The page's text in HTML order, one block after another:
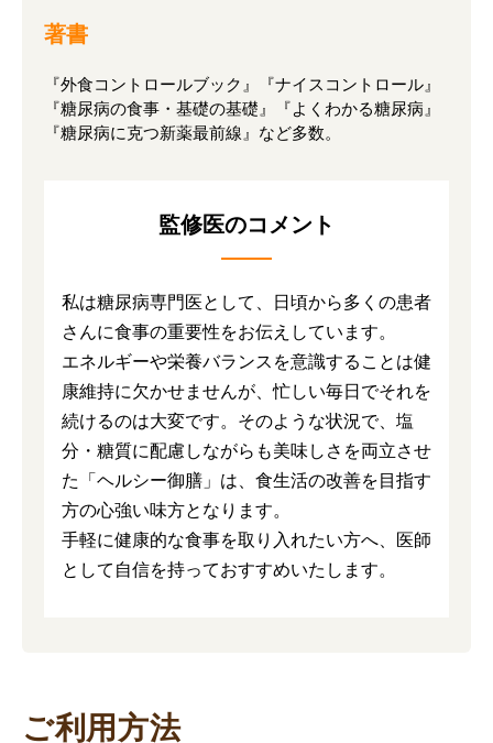
著書
『外食コントロールブック』『ナイスコントロール』
『糖尿病の食事・基礎の基礎』『よくわかる糖尿病』
『糖尿病に克つ新薬最前線』など多数。
監修医のコメント
私は糖尿病専門医として、日頃から多くの患者
さんに食事の重要性をお伝えしています。
エネルギーや栄養バランスを意識することは健
康維持に欠かせませんが、忙しい毎日でそれを
続けるのは大変です。そのような状況で、塩
分・糖質に配慮しながらも美味しさを両立させ
た「ヘルシー御膳」は、食生活の改善を目指す
方の心強い味方となります。
手軽に健康的な食事を取り入れたい方へ、医師
として自信を持っておすすめいたします。
ご利用方法